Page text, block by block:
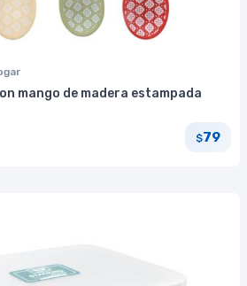
mango de madera estampada
$79